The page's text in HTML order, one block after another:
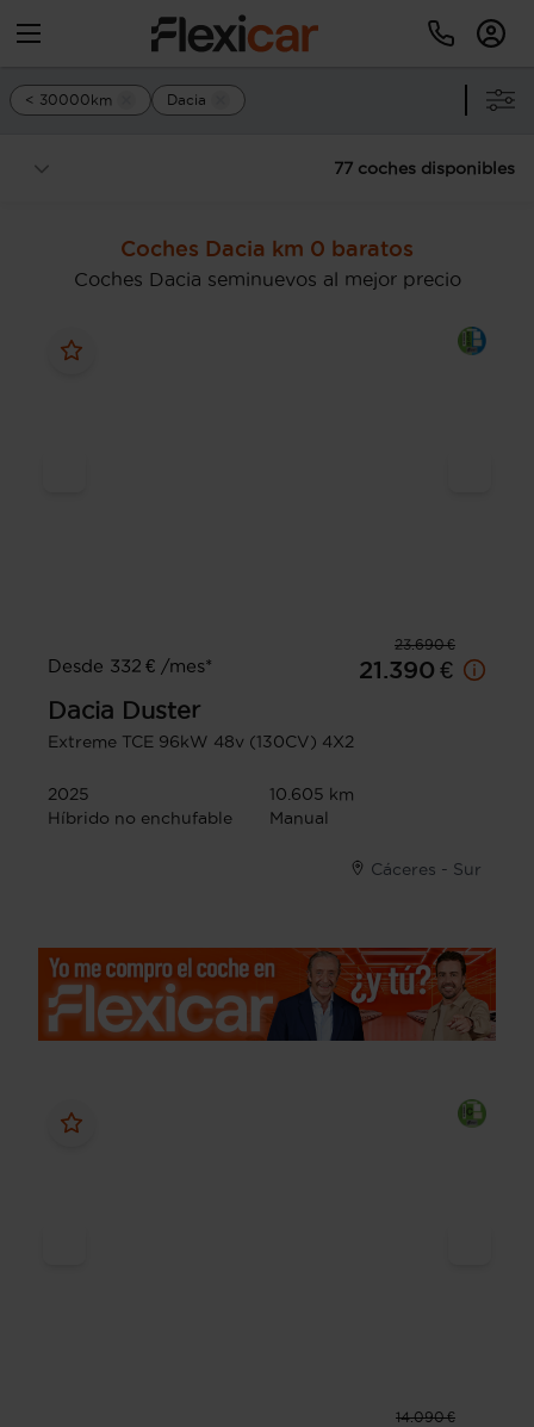
< 30000km Dacia
77 coches disponibles
Coches Dacia km 0 baratos
Coches Dacia seminuevos al mejor precio
23.690 €
Desde 332 € /mes*
21.390 €
Dacia Duster
Extreme TCE 96kW 48v (130CV) 4X2
2025
10.605 km
Híbrido no enchufable
Manual
Cáceres - Sur
14.090 €